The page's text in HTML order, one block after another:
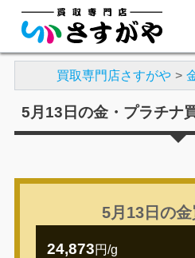
買取専門店さすがや
5月13日の金・プラチナ
5月13日の
24,873円/g